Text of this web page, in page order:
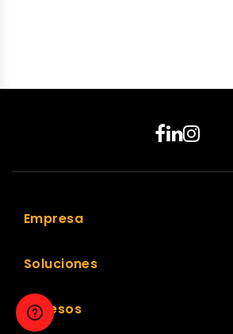
Empresa
Soluciones
Accesos